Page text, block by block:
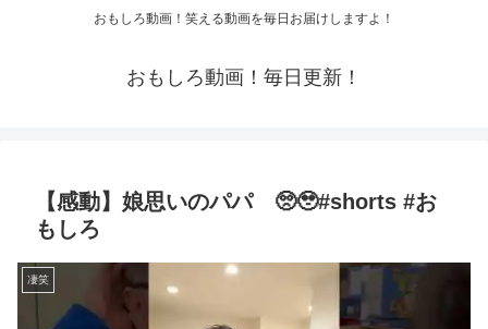
おもしろ動画！笑える動画を毎日お届けしますよ！
おもしろ動画！毎日更新！
【感動】娘思いのパパ 🥺🥹#shorts #お
もしろ
凄笑